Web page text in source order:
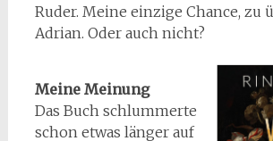
Ruder. Meine einzige Chance, zu
Adrian. Oder auch nicht?
Meine Meinung
Das Buch schlummerte
schon etwas länger auf